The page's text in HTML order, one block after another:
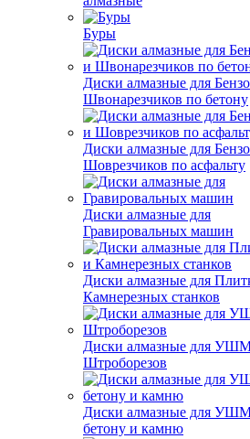
Буры
Диски алмазные для
Швонарезчиков по бетону
Диски алмазные для
Шоврезчиков по асфальту
Диски алмазные для
Гравировальных машин
Диски алмазные для
Камнерезных станков
Диски алмазные для
Штроборезов
Диски алмазные для
бетону и камню